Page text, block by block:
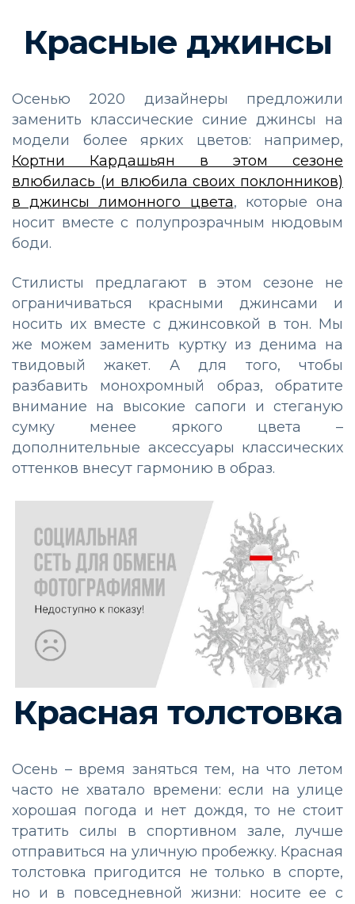
Красные джинсы
Осенью 2020 дизайнеры предложили
заменить классические синие джинсы на
модели более ярких цветов: например,
Кортни Кардашьян в этом сезоне
влюбилась (и влюбила своих поклонников)
в джинсы лимонного цвета, которые она
носит вместе с полупрозрачным нюдовым
боди.
Стилисты предлагают в этом сезоне не
ограничиваться красными джинсами и
носить их вместе с джинсовкой в тон. Мы
же можем заменить куртку из денима на
твидовый жакет. А для того, чтобы
разбавить монохромный образ, обратите
внимание на высокие сапоги и стеганую
сумку менее яркого цвета –
дополнительные аксессуары классических
оттенков внесут гармонию в образ.
Красная толстовка
Осень – время заняться тем, на что летом
часто не хватало времени: если на улице
хорошая погода и нет дождя, то не стоит
тратить силы в спортивном зале, лучше
отправиться на уличную пробежку. Красная
толстовка пригодится не только в спорте,
но и в повседневной жизни: носите ее с